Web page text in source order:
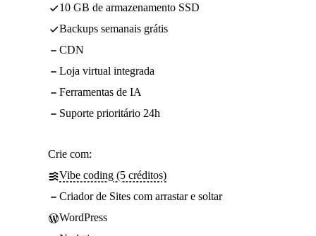
10 GB de armazenamento SSD
Backups semanais grátis
CDN
Loja virtual integrada
Ferramentas de IA
Suporte prioritário 24h
Crie com:
Vibe coding (5 créditos)
Criador de Sites com arrastar e soltar
WordPress